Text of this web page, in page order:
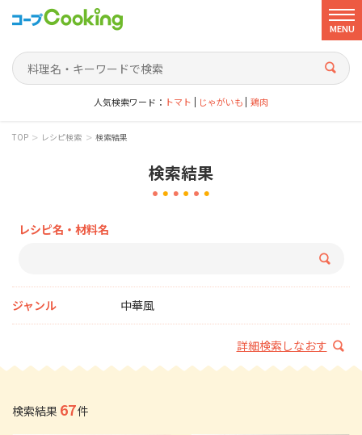
MENU
人気検索ワード： トマト じゃがいも 鶏肉
TOP > レシピ検索 > 検索結果
検索結果
レシピ名・材料名
ジャンル 中華風
詳細検索しなおす
検索結果 67件